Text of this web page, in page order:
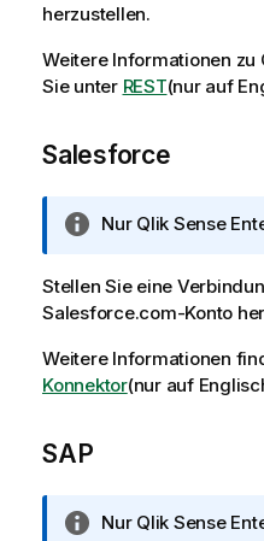
herzustellen.
Weitere Informationen zu
Sie unter REST(nur auf
Salesforce
I
f
m
a
s
Nur Qlik Sense
Stellen Sie eine
Salesforce.com-Konto
Weitere Informationen
Konnektor(nur auf
SAP
INur Qlik Sense